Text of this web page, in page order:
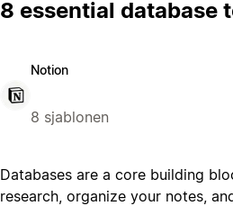
8 essential database
Notion
8 sjablonen
Databases are a core building
research, organize your notes,